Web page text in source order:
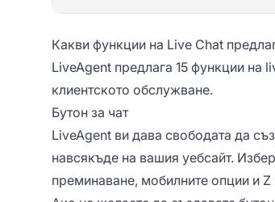
Какви функции на Live Chat
LiveAgent предлага 15 функции на
клиентското обслужване.
Бутон за чат
LiveAgent ви дава свободата да
навсякъде на вашия уебсайт.
преминаване, мобилните опции и Z